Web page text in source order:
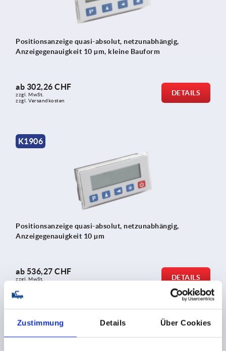
Zustimmung Details Über Cookies
Positionsanzeige quasi-absolut, netzunabhängig,
Anzeigegenauigkeit 10 µm, kleine Bauform
ab 302,26 CHF
zzgl. MwSt.
zzgl. Versandkosten
DETAILS
K1906
Positionsanzeige quasi-absolut, netzunabhängig,
Anzeigegenauigkeit 10 µm
ab 536,27 CHF
zzgl. MwSt.
DETAILS
K1959